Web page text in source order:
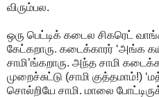
விரும்பல.
ஒரு பெட்டிக் கடைல சிகரெட்
கேட்கறாரு. கடைக்காரர் ‘அங்க
சாமி’ங்கறாரு. அந்த சாமி
முறைச்சுட்டு (சாமி குத்தமாம்!)
சொல்றியே சாமி. மாலை